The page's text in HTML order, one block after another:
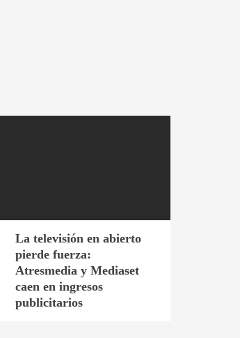
La televisión en abierto
pierde fuerza:
Atresmedia y Mediaset
caen en ingresos
publicitarios